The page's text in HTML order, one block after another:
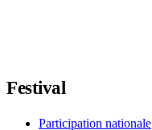
Festival
Participation nationale